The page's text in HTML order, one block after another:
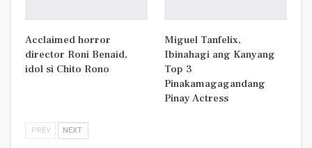
Acclaimed horror
director Roni Benaid,
idol si Chito Rono
Miguel Tanfelix,
Ibinahagi ang Kanyang
Top 3
Pinakamagagandang
Pinay Actress
PREV NEXT